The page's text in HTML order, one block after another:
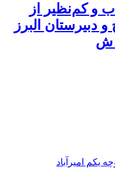
و کم‌نظیر از
و دبيرستان البرز